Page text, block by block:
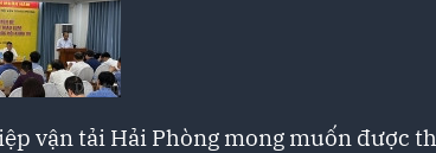
vận tải Hải Phòng mong muốn được